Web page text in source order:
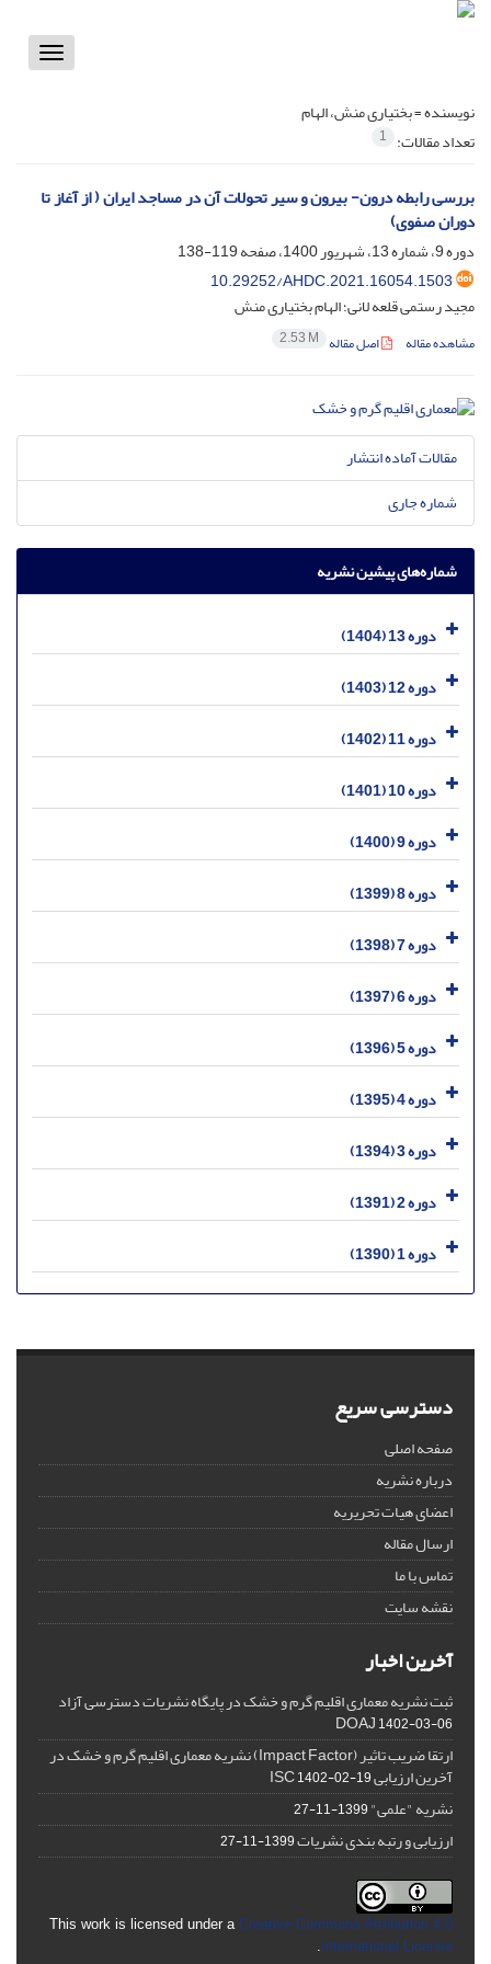
Toggle
نویسنده =بختیاری منش، الهام
تعداد مقالات: 1
بررسی رابطه درون- بیرون و سیر تحولات آن در مساجد ایران ( از آغاز تا
دوران صفوی)
دوره 9، شماره 13، شهریور 1400، صفحه
119-138
10.29252/AHDC.2021.16054.1503
مجید رستمی قلعه لانی؛ الهام بختیاری منش
مشاهده مقاله اصل مقاله 2.53 M
مقالات آماده انتشار
شماره جاری
شماره‌های پیشین نشریه
دوره 13 (1404)
دوره 12 (1403)
دوره 11 (1402)
دوره 10 (1401)
دوره 9 (1400)
دوره 8 (1399)
دوره 7 (1398)
دوره 6 (1397)
دوره 5 (1396)
دوره 4 (1395)
دوره 3 (1394)
دوره 2 (1391)
دوره 1 (1390)
دسترسی سریع
صفحه اصلی
درباره نشریه
اعضای هیات تحریریه
ارسال مقاله
تماس با ما
نقشه سایت
آخرین اخبار
ثبت نشریه معماری اقلیم گرم و خشک در پایگاه نشریات دسترسی آزاد
DOAJ1402-03-06
ارتقا ضریب تاثیر (Impact Factor) نشریه معماری اقلیم گرم و خشک در
آخرین ارزیابی ISC1402-02-19
نشریه "علمی"1399-11-27
ارزیابی و رتبه بندی نشریات1399-11-27
This work is licensed under a Creative Commons Attribution 4.0
International License
.